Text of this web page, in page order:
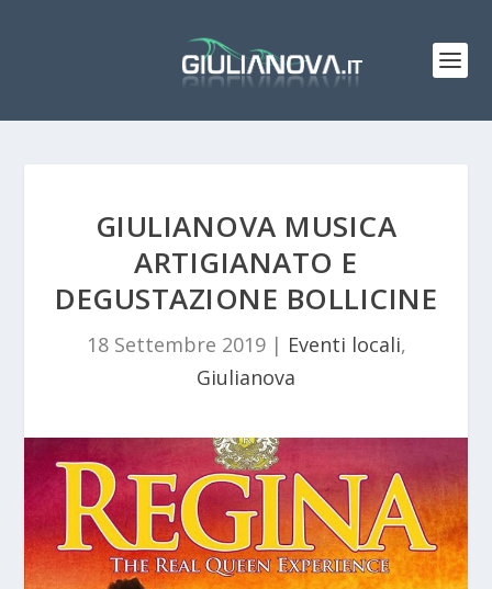
GIULIANOVA MUSICA
ARTIGIANATO E
DEGUSTAZIONE BOLLICINE
18 Settembre 2019| Eventi locali,
Giulianova